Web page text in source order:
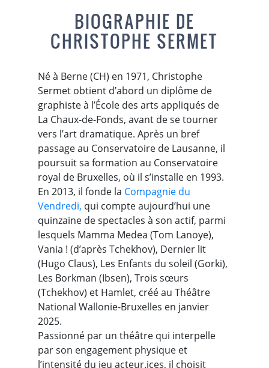
BIOGRAPHIE DE
CHRISTOPHE SERMET
Né à Berne (CH) en 1971, Christophe
Sermet obtient d’abord un diplôme de
graphiste à l’École des arts appliqués de
La Chaux-de-Fonds, avant de se tourner
vers l’art dramatique. Après un bref
passage au Conservatoire de Lausanne, il
poursuit sa formation au Conservatoire
royal de Bruxelles, où il s’installe en 1993.
En 2013, il fonde la Compagnie du
Vendredi, qui compte aujourd’hui une
quinzaine de spectacles à son actif, parmi
lesquels Mamma Medea (Tom Lanoye),
Vania ! (d’après Tchekhov), Dernier lit
(Hugo Claus), Les Enfants du soleil (Gorki),
Les Borkman (Ibsen), Trois sœurs
(Tchekhov) et Hamlet, créé au Théâtre
National Wallonie-Bruxelles en janvier
2025.
Passionné par un théâtre qui interpelle
par son engagement physique et
l’intensité du jeu acteur.ices, il choisit